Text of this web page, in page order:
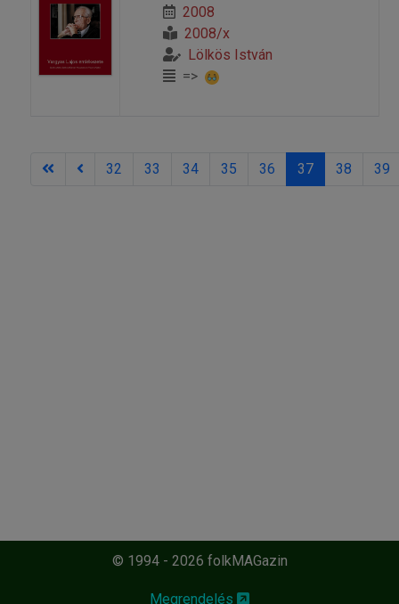
2008
2008/x
Lölkös István
=>
32 33 34 35 36 37 38 39
© 1994 - 2026 folkMAGazin
Megrendelés